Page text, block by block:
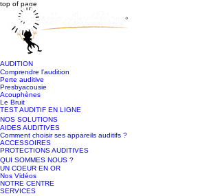
top of page
AUDITION
Comprendre l'audition
Perte auditive
Presbyacousie
Acouphènes
Le Bruit
TEST AUDITIF EN LIGNE
NOS SOLUTIONS
AIDES AUDITIVES
Comment choisir ses appareils auditifs ?
ACCESSOIRES
PROTECTIONS AUDITIVES
QUI SOMMES NOUS ?
UN COEUR EN OR
Nos Vidéos
NOTRE CENTRE
SERVICES